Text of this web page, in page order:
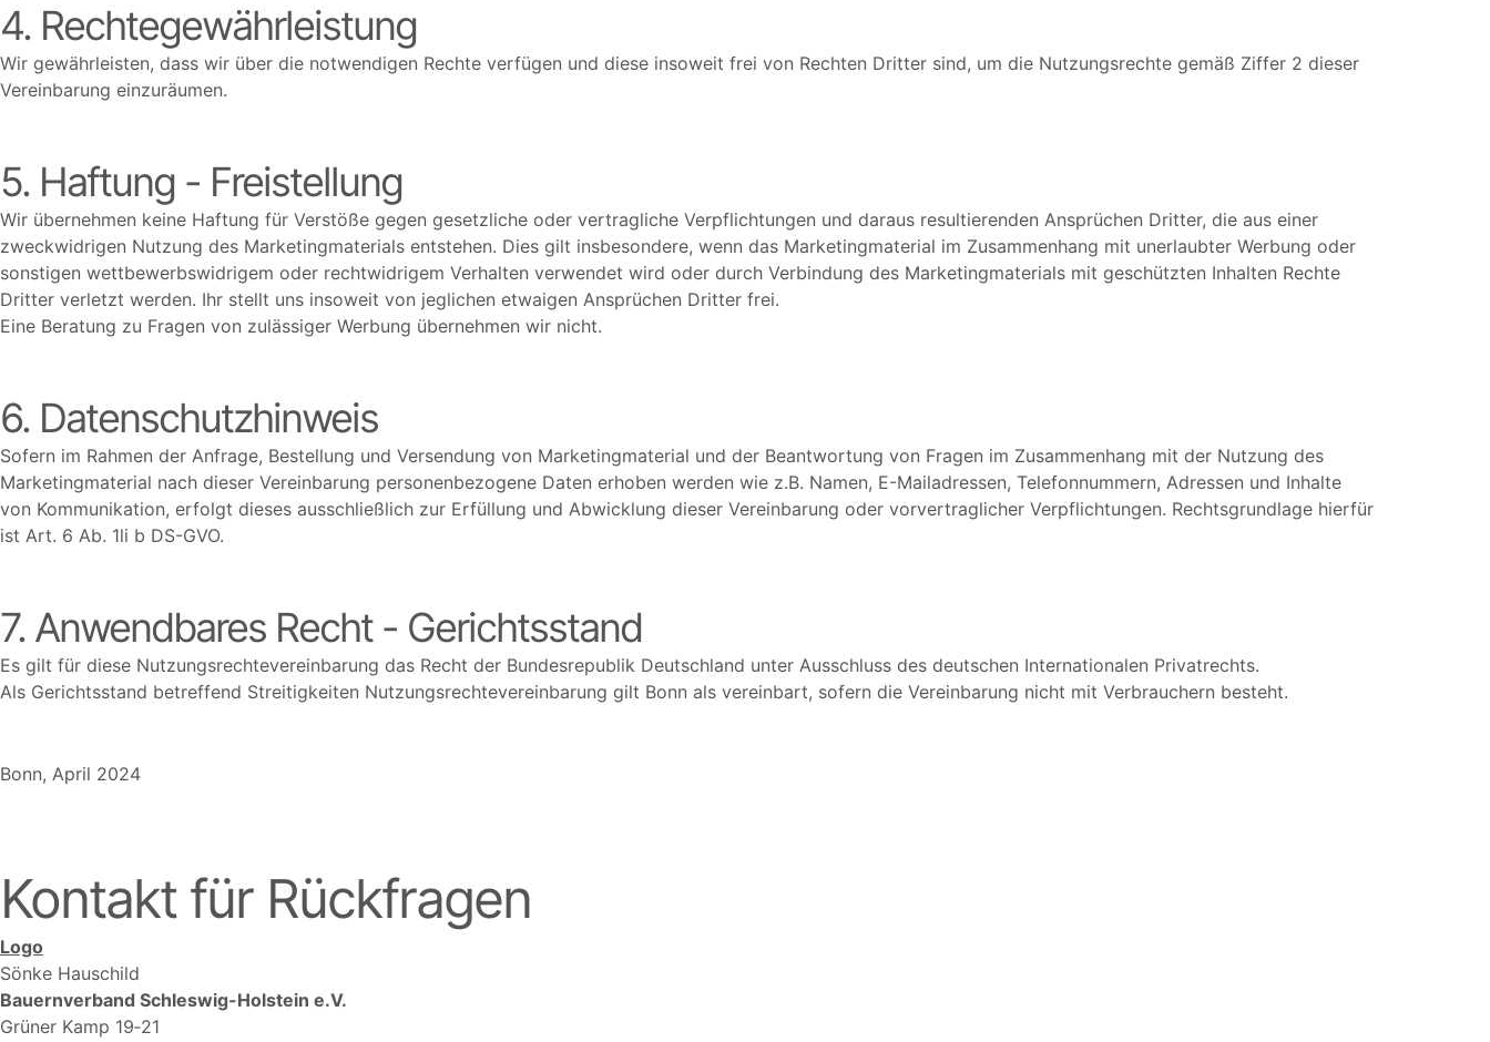
4. Rechtegewährleistung
Wir gewährleisten, dass wir über die notwendigen Rechte verfügen und diese insoweit frei von Rechten Dritter sind, um die Nutzungsrechte gemäß Ziffer 2 dieser
Vereinbarung einzuräumen.
5. Haftung - Freistellung
Wir übernehmen keine Haftung für Verstöße gegen gesetzliche oder vertragliche Verpflichtungen und daraus resultierenden Ansprüchen Dritter, die aus einer
zweckwidrigen Nutzung des Marketingmaterials entstehen. Dies gilt insbesondere, wenn das Marketingmaterial im Zusammenhang mit unerlaubter Werbung oder
sonstigen wettbewerbswidrigem oder rechtwidrigem Verhalten verwendet wird oder durch Verbindung des Marketingmaterials mit geschützten Inhalten Rechte
Dritter verletzt werden. Ihr stellt uns insoweit von jeglichen etwaigen Ansprüchen Dritter frei.
Eine Beratung zu Fragen von zulässiger Werbung übernehmen wir nicht.
6. Datenschutzhinweis
Sofern im Rahmen der Anfrage, Bestellung und Versendung von Marketingmaterial und der Beantwortung von Fragen im Zusammenhang mit der Nutzung des
Marketingmaterial nach dieser Vereinbarung personenbezogene Daten erhoben werden wie z.B. Namen, E-Mailadressen, Telefonnummern, Adressen und Inhalte
von Kommunikation, erfolgt dieses ausschließlich zur Erfüllung und Abwicklung dieser Vereinbarung oder vorvertraglicher Verpflichtungen. Rechtsgrundlage hierfür
ist Art. 6 Ab. 1li b DS-GVO.
7. Anwendbares Recht - Gerichtsstand
Es gilt für diese Nutzungsrechtevereinbarung das Recht der Bundesrepublik Deutschland unter Ausschluss des deutschen Internationalen Privatrechts.
Als Gerichtsstand betreffend Streitigkeiten Nutzungsrechtevereinbarung gilt Bonn als vereinbart, sofern die Vereinbarung nicht mit Verbrauchern besteht.
Bonn, April 2024
Kontakt für Rückfragen
Logo
Sönke Hauschild
Bauernverband Schleswig-Holstein e.V.
Grüner Kamp 19‑21